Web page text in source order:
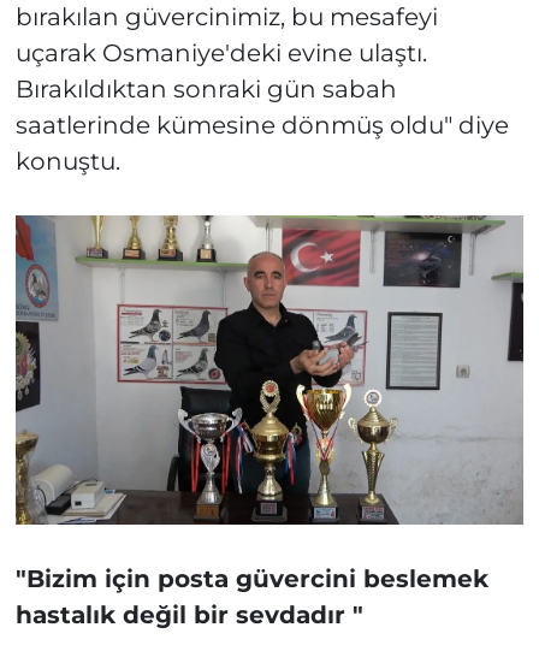
bırakılan güvercinimiz, bu mesafeyi
uçarak Osmaniye'deki evine ulaştı.
Bırakıldıktan sonraki gün sabah
saatlerinde kümesine dönmüş oldu" diye
konuştu.
"Bizim için posta güvercini beslemek
hastalık değil bir sevdadır "